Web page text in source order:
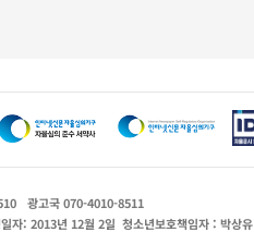
광고국 070-4010-8511
자: 2013년 12월 2일 청소년보호책임자 : 박상유